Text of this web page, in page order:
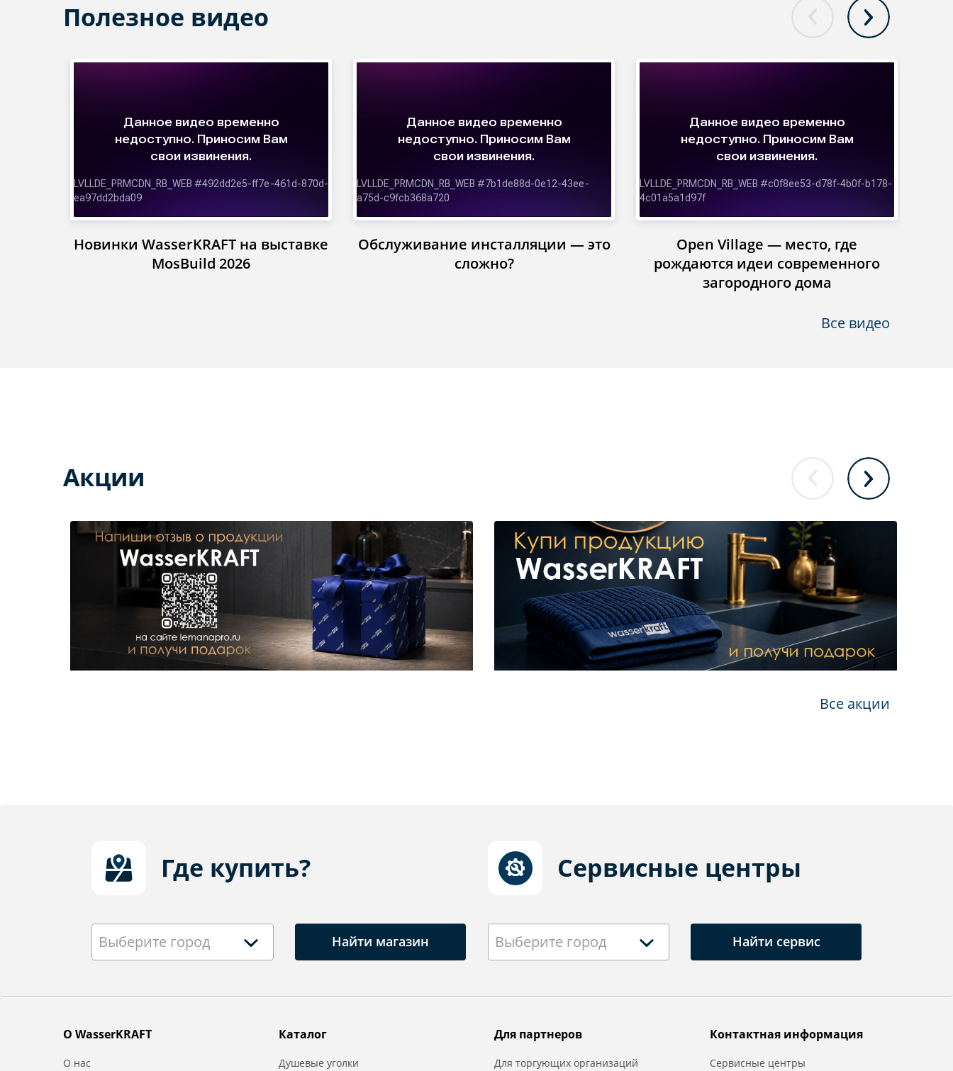
Полезное видео
Новинки WasserKRAFT на выставке
MosBuild 2026
Обслуживание инсталляции — это
сложно?
Open Village — место, где
рождаются идеи современного
загородного дома
Все видео
Акции
Все акции
Где купить?
Выберите город Найти магазин
Сервисные центры
Выберите город Найти сервис
О WasserKRAFT
О нас
Каталог
Душевые уголки
Для партнеров
Для торгующих организаций
Контактная информация
Сервисные центры